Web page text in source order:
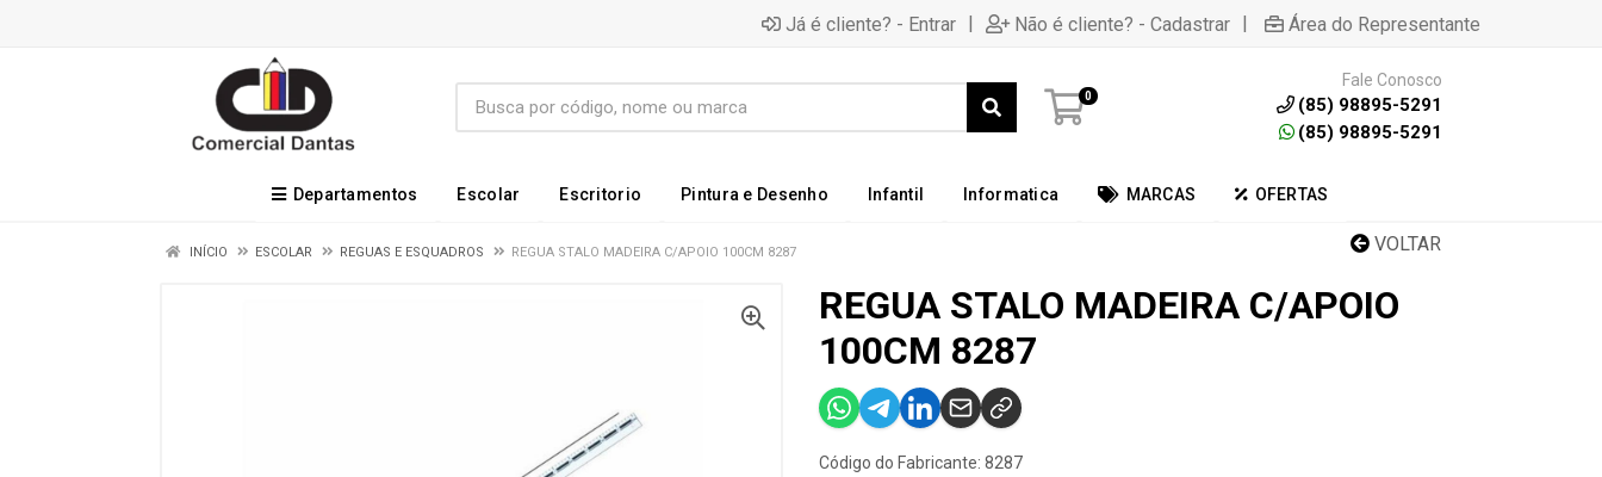
Já é cliente? - Entrar | Não é cliente? - Cadastrar | Área do Representante
0
Fale Conosco
(85) 98895-5291
(85) 98895-5291
Departamentos Escolar Escritorio Pintura e Desenho Infantil Informatica MARCAS OFERTAS
VOLTAR
INÍCIO ESCOLAR REGUAS E ESQUADROS REGUA STALO MADEIRA C/APOIO 100CM 8287
REGUA STALO MADEIRA C/APOIO
100CM 8287
Código do Fabricante: 8287